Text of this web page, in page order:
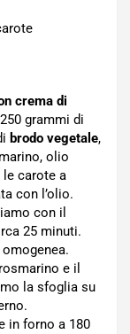
crema di
grammi di
brodo vegetale,
olio
le carote a
con l’olio.
con il
25 minuti.
e il
la sfoglia su
in forno a 180